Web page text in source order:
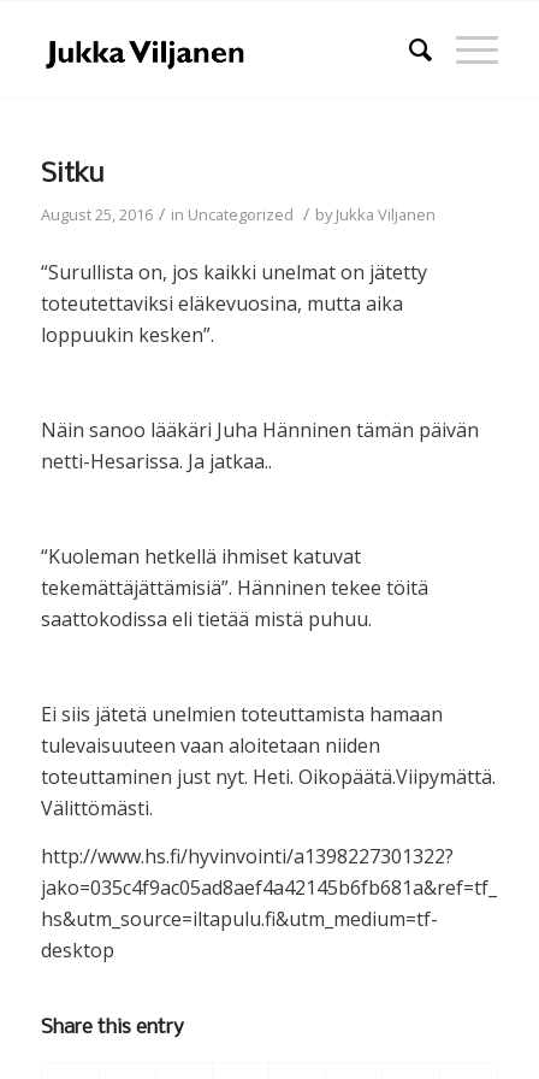
Sitku
August 25, 2016 / in Uncategorized / byJukka Viljanen
“Surullista on, jos kaikki unelmat on jätetty
toteutettaviksi eläkevuosina, mutta aika
loppuukin kesken”.
Näin sanoo lääkäri Juha Hänninen tämän päivän
netti-Hesarissa. Ja jatkaa..
“Kuoleman hetkellä ihmiset katuvat
tekemättäjättämisiä”. Hänninen tekee töitä
saattokodissa eli tietää mistä puhuu.
Ei siis jätetä unelmien toteuttamista hamaan
tulevaisuuteen vaan aloitetaan niiden
toteuttaminen just nyt. Heti. Oikopäätä.Viipymättä.
Välittömästi.
http://www.hs.fi/hyvinvointi/a1398227301322?
hs&utm_source=iltapulu.fi&utm_medium=tf-
desktop
Share this entry